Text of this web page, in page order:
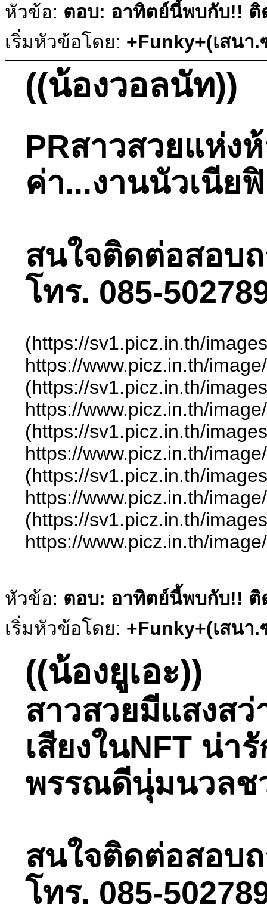
หัวข้อ: ตอบ: อาทิตย์นี้พบกับ!! ติ
เริ่มหัวข้อโดย: +Funky+(เสนา
((น้องวอลนัท))
PRสาวสวยแห่ง
ค่า...งานนัวเนีย
สนใจติดต่อสอบ
โทร. 085-
(https://sv1.picz.in.th/
https://www.picz.in.th/
(https://sv1.picz.in.th/
https://www.picz.in.th/
(https://sv1.picz.in.th/
https://www.picz.in.th/
(https://sv1.picz.in.th/
https://www.picz.in.th/
(https://sv1.picz.in.th/
https://www.picz.in.th/
หัวข้อ: ตอบ: อาทิตย์นี้พบกับ!! ติ
เริ่มหัวข้อโดย: +Funky+(เสนา
((น้องยูเอะ))
สาวสวยมีแสงส
เสียงในNFT น่
พรรณดีนุ่มนวลช
สนใจติดต่อสอบ
โทร. 085-